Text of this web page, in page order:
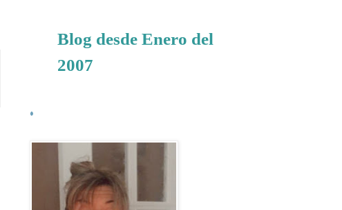
Blog desde Enero del
2007
.